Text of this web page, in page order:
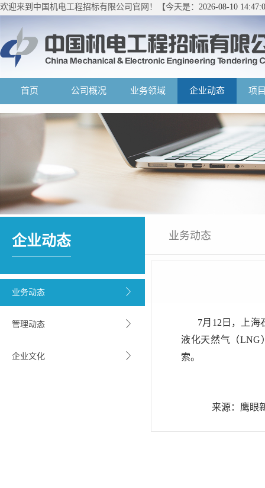
欢迎来到中国机电工程招标有限公司官网！【今天是： 2026-08-10
首页 公司概况 业务领域 企业动态 项
企业动态
业务动态
管理动态
企业文化
业务动态
7月12日，上海
液化天然气（LNG
索。
来源：鹰眼